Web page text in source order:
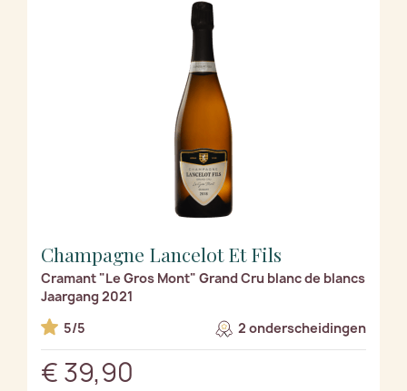
Champagne Lancelot Et Fils
Cramant "Le Gros Mont" Grand Cru blanc de blancs
Jaargang 2021
5/5
2 onderscheidingen
€ 39,90